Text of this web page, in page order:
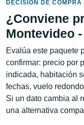
DECISIÓN DE COMPRA
¿Conviene
Montevideo
Evalúa este paquete
confirmar: precio por
indicada, habitación
fechas, vuelo
Si un dato cambia al
una alternativa